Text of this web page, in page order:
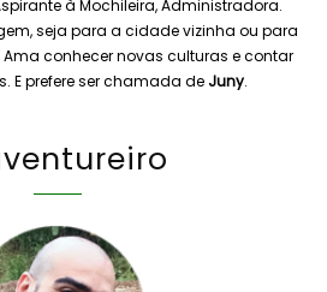
à Mochileira, Administradora.
seja para a cidade vizinha ou para
conhecer novas culturas e contar
E prefere ser chamada de Juny.